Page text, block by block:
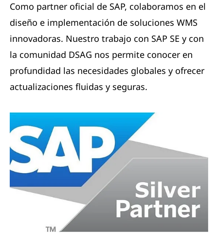
Como partner oficial de SAP, colaboramos en el
diseño e implementación de soluciones WMS
innovadoras. Nuestro trabajo con SAP SE y con
la comunidad DSAG nos permite conocer en
profundidad las necesidades globales y ofrecer
actualizaciones fluidas y seguras.